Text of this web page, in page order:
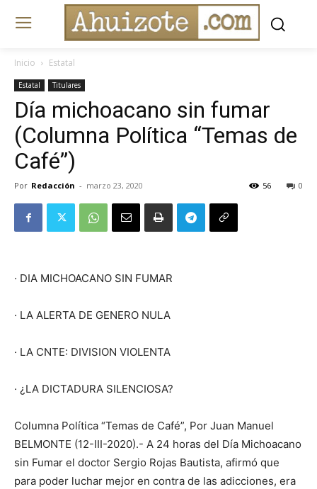
Inicio Estatal
Estatal Titulares
Día michoacano sin fumar
(Columna Política “Temas de
Café”)
Por Redacción - marzo 23, 2020 0
56
· DIA MICHOACANO SIN FUMAR
· LA ALERTA DE GENERO NULA
· LA CNTE: DIVISION VIOLENTA
· ¿LA DICTADURA SILENCIOSA?
Columna Política “Temas de Café”, Por Juan Manuel
BELMONTE (12-III-2020).- A 24 horas del Día Michoacano
sin Fumar el doctor Sergio Rojas Bautista, afirmó que
para poder luchar mejor en contra de las adicciones, era